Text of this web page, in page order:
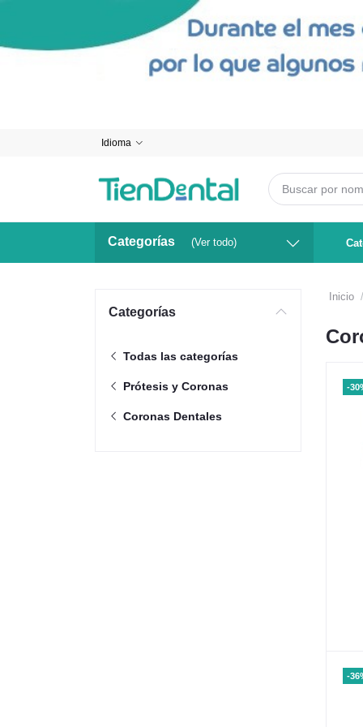
Idioma
Categorías (Ver todo)
Categorías
Todas las categorías
Prótesis y Coronas
Coronas Dentales
Inicio
-
-